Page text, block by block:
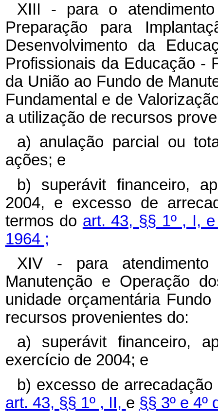
XIII - para o
Preparação para
Desenvolvimento da
Profissionais da Educação -
da União ao Fundo de
Fundamental e de
a utilização de recursos
a) anulação parcial ou
ações; e
b) superávit financeiro,
2004, e excesso de
termos do art. 43, §§ 1º , I,
1964 ;
XIV - para
Manutenção e Operação
unidade orçamentária
recursos provenientes do:
a) superávit financeiro,
exercício de 2004; e
b) excesso de
art. 43, §§ 1º , II, e §§ 3º e 4º